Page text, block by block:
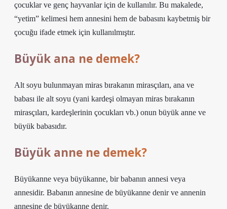
çocuklar ve genç hayvanlar için de kullanılır. Bu makalede,
“yetim” kelimesi hem annesini hem de babasını kaybetmiş bir
çocuğu ifade etmek için kullanılmıştır.
Büyük ana ne demek?
Alt soyu bulunmayan miras bırakanın mirasçıları, ana ve
babası ile alt soyu (yani kardeşi olmayan miras bırakanın
mirasçıları, kardeşlerinin çocukları vb.) onun büyük anne ve
büyük babasıdır.
Büyük anne ne demek?
Büyükanne veya büyükanne, bir babanın annesi veya
annesidir. Babanın annesine de büyükanne denir ve annenin
annesine de büyükanne denir.